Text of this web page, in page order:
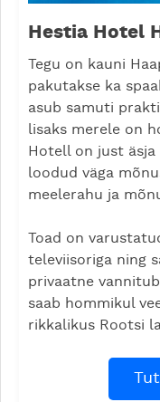
Hestia Hotel
Tegu on kauni
pakutakse ka
asub samuti
lisaks merele on
Hotell on just
loodud väga
meelerahu ja
Toad on
televiisoriga ning
privaatne
saab hommikul
rikkalikus Rootsi